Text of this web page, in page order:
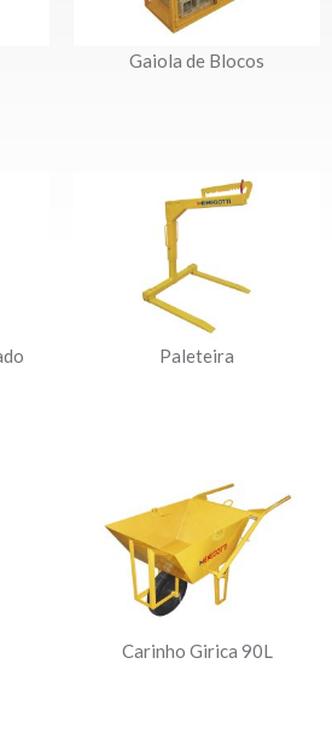
Gaiola de Blocos
Paleteira
Carinho Girica 90L